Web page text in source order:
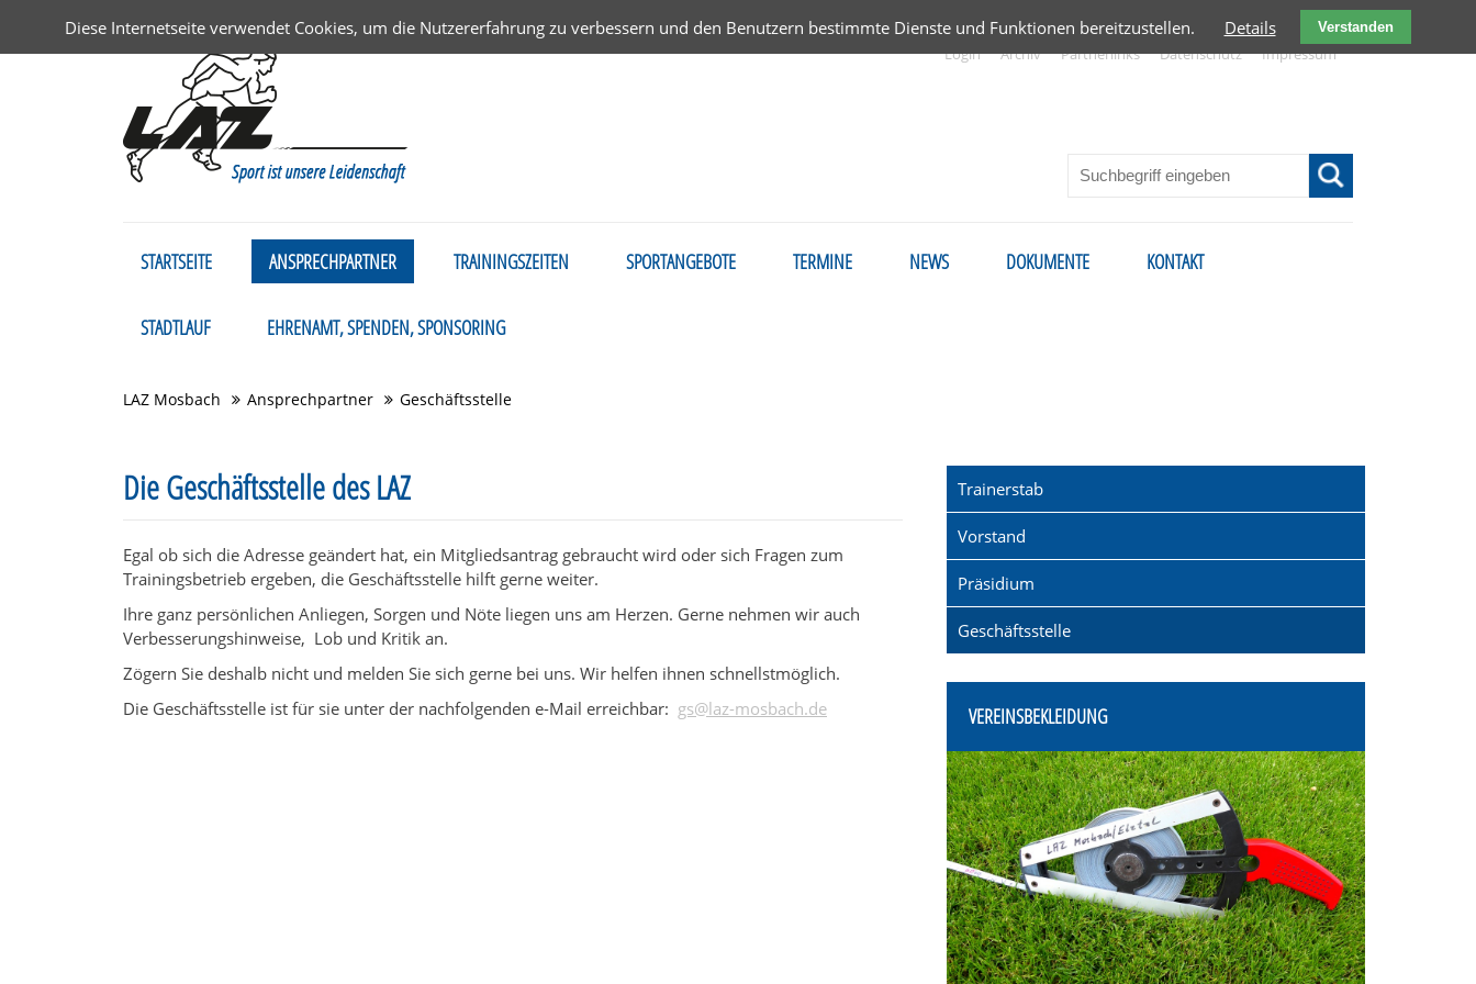
Navigation
überspringen
STARTSEITE ANSPRECHPARTNER TRAININGSZEITEN SPORTANGEBOTE TERMINE NEWS DOKUMENTE KONTAKT
STADTLAUF EHRENAMT, SPENDEN, SPONSORING
Navigation
Login Archiv Partnerlinks Datenschutz Impressum
LAZ Mosbach Ansprechpartner Geschäftsstelle
Die Geschäftsstelle des LAZ
Egal ob sich die Adresse geändert hat, ein Mitgliedsantrag gebraucht wird oder sich Fragen zum
Trainingsbetrieb ergeben, die Geschäftsstelle hilft gerne weiter.
Ihre ganz persönlichen Anliegen, Sorgen und Nöte liegen uns am Herzen. Gerne nehmen wir auch
Verbesserungshinweise, Lob und Kritik an.
Zögern Sie deshalb nicht und melden Sie sich gerne bei uns. Wir helfen ihnen schnellstmöglich.
Die Geschäftsstelle ist für sie unter der nachfolgenden e-Mail erreichbar: gs@laz-mosbach.de
überspringen
Trainerstab
Vorstand
Präsidium
Geschäftsstelle
VEREINSBEKLEIDUNG
Diese Internetseite verwendet Cookies, um die Nutzererfahrung zu verbessern und den Benutzern bestimmte Dienste und Funktionen bereitzustellen. Details Verstanden